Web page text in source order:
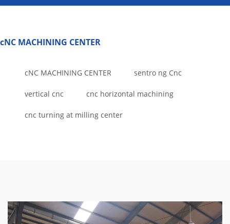
cNC MACHINING CENTER
cNC MACHINING CENTER sentro ng Cnc
vertical cnc cnc horizontal machining
cnc turning at milling center